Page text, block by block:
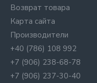
Возврат товара
Карта сайта
Производители
+40 (786) 108 992
+7 (906) 238-68-78
+7 (906) 237-30-40